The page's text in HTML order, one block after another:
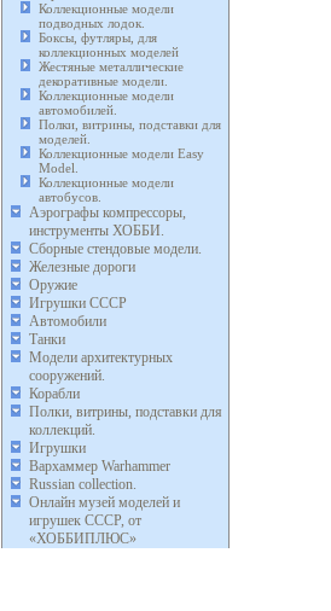
Коллекционные модели
подводных лодок.
Боксы, футляры, для
коллекционных моделей
Жестяные металлические
декоративные модели.
Коллекционные модели
автомобилей.
Полки, витрины, подставки для
моделей.
Коллекционные модели Easy
Model.
Коллекционные модели
автобусов.
Аэрографы компрессоры,
инструменты ХОББИ.
Сборные стендовые модели.
Железные дороги
Оружие
Игрушки СССР
Автомобили
Танки
Модели архитектурных
сооружений.
Корабли
Полки, витрины, подставки для
коллекций.
Игрушки
Вархаммер Warhammer
Russian collection.
Онлайн музей моделей и
игрушек СССР, от
«ХОББИПЛЮС»